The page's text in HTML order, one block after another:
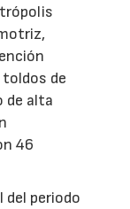
de
de alta
46
del periodo